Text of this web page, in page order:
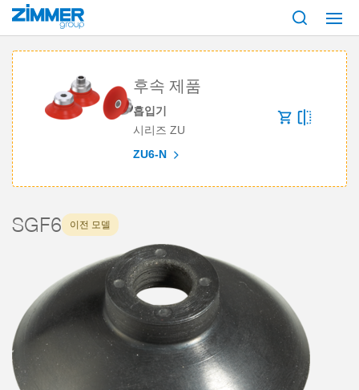
시작 제품 시리즈 SGF SGF6
후속 제품
흡입기
시리즈 ZU
ZU6-N
SGF6 이전 모델